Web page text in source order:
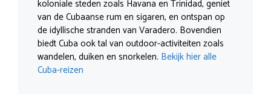
koloniale steden zoals Havana en Trinidad, geniet
van de Cubaanse rum en sigaren, en ontspan op
de idyllische stranden van Varadero. Bovendien
biedt Cuba ook tal van outdoor-activiteiten zoals
wandelen, duiken en snorkelen. Bekijk hier alle
Cuba-reizen